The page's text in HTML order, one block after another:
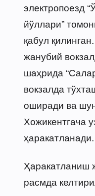
электропоезд
йўллари”
қабул
жанубий
шаҳрида
вокзалда
оширади ва
Хожикентгача
ҳаракатланади.
Ҳаракатланиш
расмда